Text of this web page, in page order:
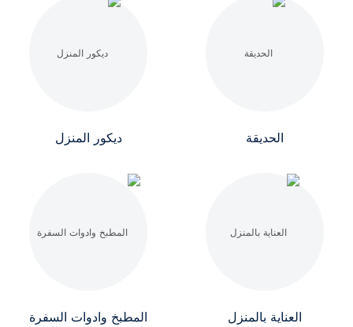
الحديقة ديكور المنزل
العناية بالمنزل المطبخ وادوات السفرة